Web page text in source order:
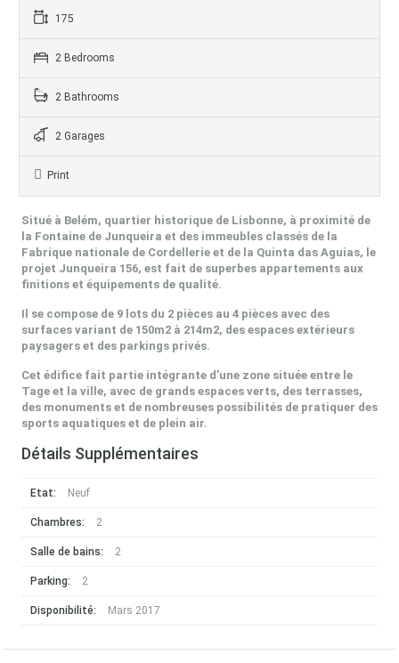
175
2 Bedrooms
2 Bathrooms
2 Garages
Print
Situé à Belém, quartier historique de Lisbonne, à proximité de
la Fontaine de Junqueira et des immeubles classés de la
Fabrique nationale de Cordellerie et de la Quinta das Aguias, le
projet Junqueira 156, est fait de superbes appartements aux
finitions et équipements de qualité.
Il se compose de 9 lots du 2 pièces au 4 pièces avec des
surfaces variant de 150m2 à 214m2, des espaces extérieurs
paysagers et des parkings privés.
Cet édifice fait partie intégrante d’une zone située entre le
Tage et la ville, avec de grands espaces verts, des terrasses,
des monuments et de nombreuses possibilités de pratiquer des
sports aquatiques et de plein air.
Détails Supplémentaires
Etat: Neuf
Chambres: 2
Salle de bains: 2
Parking: 2
Disponibilité: Mars 2017